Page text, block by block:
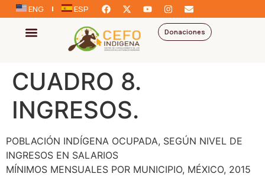
ENG ESP
Donaciones
CUADRO 8.
INGRESOS.
POBLACIÓN INDÍGENA OCUPADA, SEGÚN NIVEL DE
INGRESOS EN SALARIOS
MÍNIMOS MENSUALES POR MUNICIPIO, MÉXICO, 2015